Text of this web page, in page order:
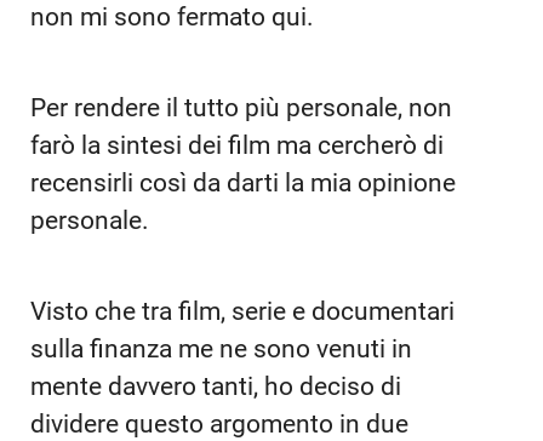
non mi sono fermato qui.
Per rendere il tutto più personale, non
farò la sintesi dei film ma cercherò di
recensirli così da darti la mia opinione
personale.
Visto che tra film, serie e documentari
sulla finanza me ne sono venuti in
mente davvero tanti, ho deciso di
dividere questo argomento in due